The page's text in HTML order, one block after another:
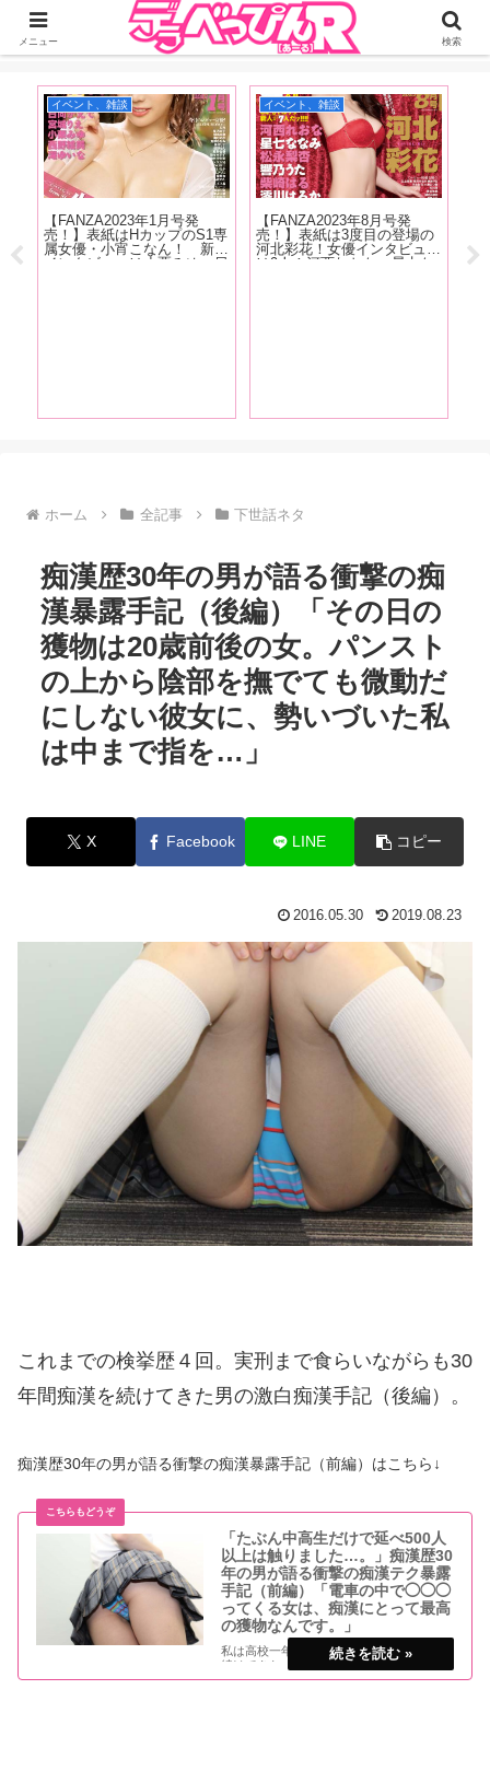
ジーオーティーが運営するちょっとHなニュースサイ。サイト内のリンクには
DMMアフィリエイトが含まれているものがあります
イベント、雑談
【FANZA2023年1月号発
売！】表紙はHカップのS1専
属女優・小宵こなん！ 新人
インタビューは小栗みゆ、日
イベント、雑談
【FANZA2023年8月号発
売！】表紙は3度目の登場の
河北彩花！女優インタビュー
は9人！河西れおな、星七な
ホーム 全記事 下世話ネタ
痴漢歴30年の男が語る衝撃の痴
漢暴露手記（後編）「その日の
獲物は20歳前後の女。パンスト
の上から陰部を撫でても微動だ
にしない彼女に、勢いづいた私
は中まで指を…」
X Facebook LINE コピー
2016.05.30 2019.08.23
これまでの検挙歴４回。実刑まで食らいながらも30
年間痴漢を続けてきた男の激白痴漢手記（後編）。
痴漢歴30年の男が語る衝撃の痴漢暴露手記（前編）はこちら↓
「たぶん中高生だけで延べ500人
以上は触りました…。」痴漢歴30
年の男が語る衝撃の痴漢テク暴露
手記（前編）「電車の中で◯◯◯
ってくる女は、痴漢にとって最高
の獲物なんです。」
私は高校一年生のとき以来、30年間痴漢を
続けてきた。3年前、首都圏の某路線で痴
漢を働いていたところ、鉄道警察に連行。
メニュー 検索